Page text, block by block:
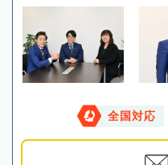
全国対応